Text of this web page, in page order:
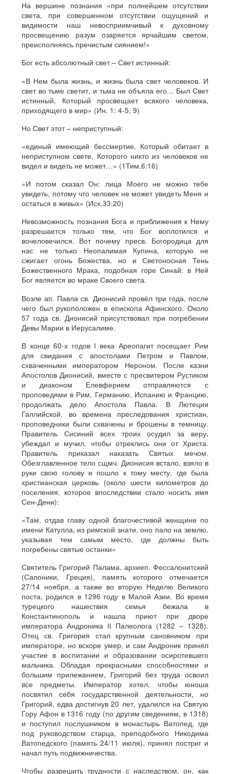
На вершине познания «при полнейшем отсутствии
света, при совершенном отсутствии ощущений и
видимости наш невосприимчивый к духовному
просвещению разум озаряется ярчайшим светом,
преисполняясь пречистым сиянием!»
Бог есть абсолютный свет – Свет истинный:
«В Нем была жизнь, и жизнь была свет человеков. И
свет во тьме светит, и тьма не объяла его… Был Свет
истинный, Который просвещает всякого человека,
приходящего в мир» (Ин. 1: 4-5, 9)
Но Свет этот – неприступный:
«единый имеющий бессмертие, Который обитает в
неприступном свете, Которого никто из человеков не
видел и видеть не может…» (1Тим.6:16)
«И потом сказал Он: лица Моего не можно тебе
увидеть, потому что человек не может увидеть Меня и
остаться в живых» (Исх.33:20)
Невозможность познания Бога и приближения к Нему
разрешается только тем, что Бог воплотился и
вочеловечился. Вот почему пресв. Богородица для
нас не только Неопалимая Купина, которую не
сжигает огонь Божества, но и Светоносная Тень
Божественного Мрака, подобная горе Синай: в Ней
Бог является во мраке Своего света.
Возле ап. Павла св. Дионисий провёл три года, после
чего был рукоположен в епископа Афинского. Около
57 года св. Дионисий присутствовал при погребении
Девы Марии в Иерусалиме.
В конце 60-х годов I века Ареопагит посещает Рим
для свидания с апостолами Петром и Павлом,
схваченными императором Нероном. После казни
Апостолов Дионисий, вместе с пресвитером Рустиком
и диаконом Елевферием отправляются с
проповедями в Рим, Германию, Испанию и Францию,
продолжать дело Апостола Павла. В Лютеции
Галлийской, во времена преследования христиан,
проповедники были схвачены и брошены в темницу.
Правитель Сисиний всех троих осудил за веру,
убеждал и мучил, чтобы отреклись они от Христа.
Правитель приказал наказать Святых мечом.
Обезглавленное тело сщмч. Дионисия встало, взяло в
руки свою голову и пошло к тому месту, где была
христианская церковь (около шести километров до
поселения, которое впоследствии стало носить имя
Сен-Дени):
«Там, отдав главу одной благочестивой женщине по
имени Катулла, из римской знати, оно пало на землю,
указывая тем самым место, где должны быть
погребены святые останки»
Святитель Григорий Палама, архиеп. Фессалонитский
(Салоники, Греция), память которого отмечается
27/14 ноября, а также во вторую Неделю Великого
поста, родился в 1296 году в Малой Азии. Во время
турецкого нашествия семья бежала в
Константинополь и нашла приют при дворе
императора Андроника II Палеолога (1282 – 1328).
Отец св. Григория стал крупным сановником при
императоре, но вскоре умер, и сам Андроник принял
участие в воспитании и образовании осиротевшего
мальчика. Обладая прекрасными способностями и
большим прилежанием, Григорий без труда освоил
все предметы. Император хотел, чтобы юноша
посвятил себя государственной деятельности, но
Григорий, едва достигнув 20 лет, удалился на Святую
Гору Афон в 1316 году (по другим сведениям, в 1318)
и поступил послушником в монастырь Ватопед, где
под руководством старца, преподобного Никодима
Ватопедского (память 24/11 июля), принял постриг и
начал путь подвижничества.
Чтобы разрешить трудности с наследством, он, как